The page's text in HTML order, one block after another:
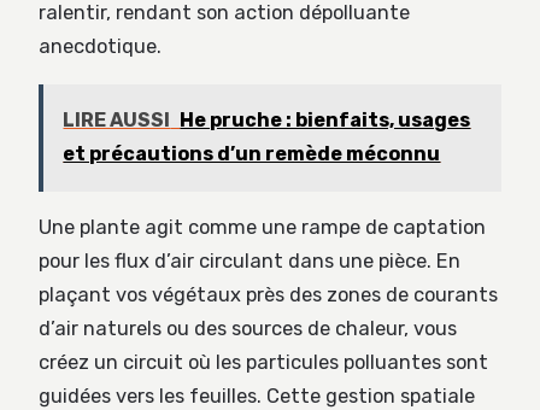
ralentir, rendant son action dépolluante
anecdotique.
LIRE AUSSI
He pruche : bienfaits, usages
et précautions d’un remède méconnu
Une plante agit comme une rampe de captation
pour les flux d’air circulant dans une pièce. En
plaçant vos végétaux près des zones de courants
d’air naturels ou des sources de chaleur, vous
créez un circuit où les particules polluantes sont
guidées vers les feuilles. Cette gestion spatiale